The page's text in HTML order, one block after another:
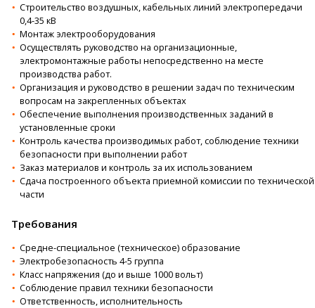
Строительство воздушных, кабельных линий электропередачи
0,4-35 кВ
Монтаж электрооборудования
Осуществлять руководство на организационные,
электромонтажные работы непосредственно на месте
производства работ.
Организация и руководство в решении задач по техническим
вопросам на закрепленных объектах
Обеспечение выполнения производственных заданий в
установленные сроки
Контроль качества производимых работ, соблюдение техники
безопасности при выполнении работ
Заказ материалов и контроль за их использованием
Сдача построенного объекта приемной комиссии по технической
части
Требования
Средне-специальное (техническое) образование
Электробезопасность 4-5 группа
Класс напряжения (до и выше 1000 вольт)
Соблюдение правил техники безопасности
Ответственность, исполнительность